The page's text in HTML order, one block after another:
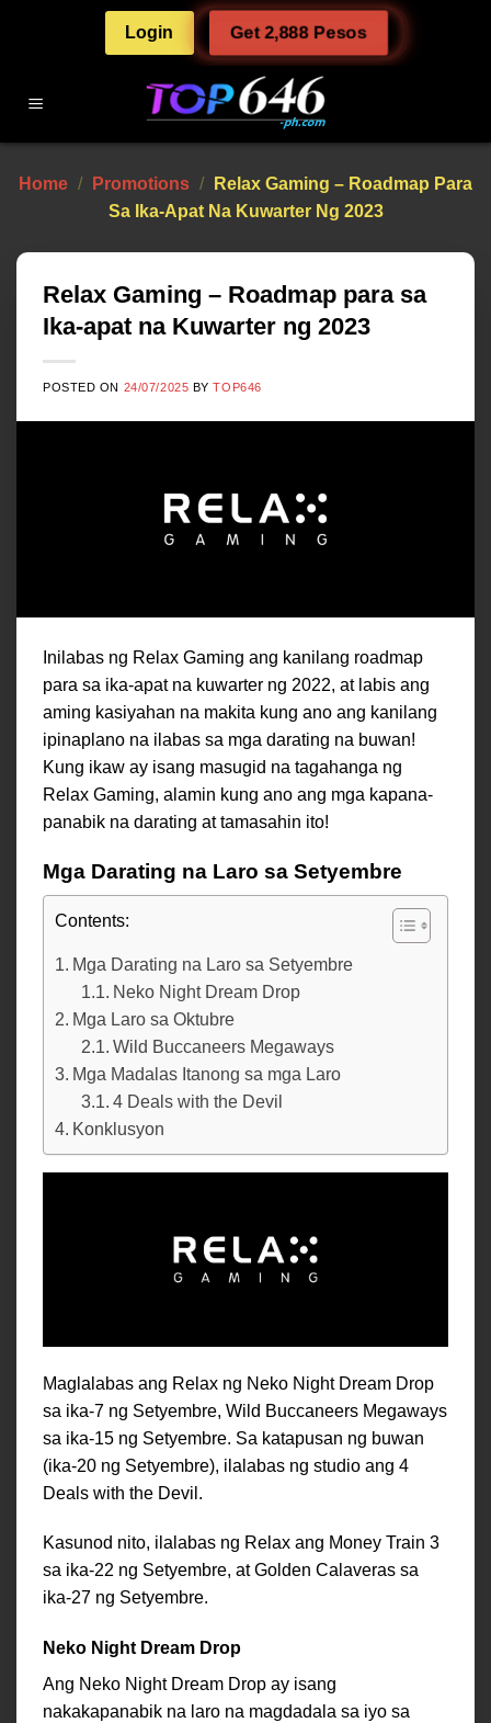
Login Get 2,888 Pesos
Home / Promotions /
Relax Gaming – Roadmap Para
Sa Ika-Apat Na Kuwarter Ng 2023
Relax Gaming – Roadmap para sa
Ika-apat na Kuwarter ng 2023
POSTED ON 24/07/2025 BYTOP646
Inilabas ng Relax Gaming ang kanilang roadmap
para sa ika-apat na kuwarter ng 2022, at labis ang
aming kasiyahan na makita kung ano ang kanilang
ipinaplano na ilabas sa mga darating na buwan!
Kung ikaw ay isang masugid na tagahanga ng
Relax Gaming, alamin kung ano ang mga kapana-
panabik na darating at tamasahin ito!
Mga Darating na Laro sa Setyembre
Contents:
Mga Darating na Laro sa Setyembre
Neko Night Dream Drop
Mga Laro sa Oktubre
Wild Buccaneers Megaways
Mga Madalas Itanong sa mga Laro
4 Deals with the Devil
Konklusyon
Maglalabas ang Relax ng Neko Night Dream Drop
sa ika-7 ng Setyembre, Wild Buccaneers Megaways
sa ika-15 ng Setyembre. Sa katapusan ng buwan
(ika-20 ng Setyembre), ilalabas ng studio ang 4
Deals with the Devil.
Kasunod nito, ilalabas ng Relax ang Money Train 3
sa ika-22 ng Setyembre, at Golden Calaveras sa
ika-27 ng Setyembre.
Neko Night Dream Drop
Ang Neko Night Dream Drop ay isang
nakakapanabik na laro na magdadala sa iyo sa